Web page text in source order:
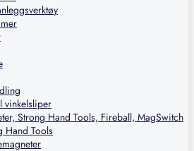
vinkelsliper
Strong Hand Tools, Fireball, MagSwitch
Hand Tools